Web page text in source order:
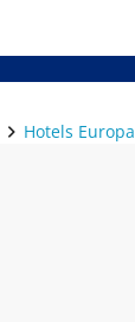
Hotels Europa